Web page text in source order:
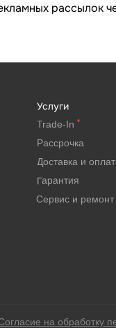
на обработку
Услуги
Рассрочка
Доставка и
Сервис и ремонт
Гарантия
Trade-In